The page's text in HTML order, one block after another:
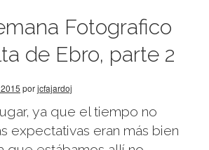
Fotografico
de Ebro, parte 2
porjcfajardoj
ya que el tiempo no
expectativas eran más bien